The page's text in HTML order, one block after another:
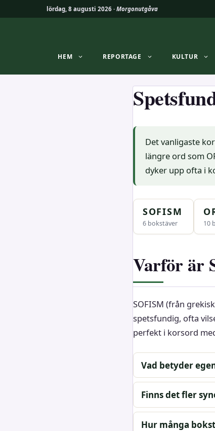
lördag, 8 augusti 2026 · Morgonutgåva
HEM REPORTAGE KULTUR
Det vanligaste
längre ord som
dyker upp ofta i
SOFISM
6 bokstäver 10
Varför är
SOFISM (från
spetsfundig, ofta
perfekt i korsord
Vad betyder
Finns det fler
Hur många